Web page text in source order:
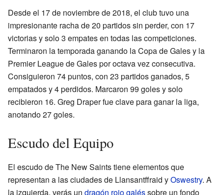
Desde el 17 de noviembre de 2018, el club tuvo una
impresionante racha de 20 partidos sin perder, con 17
victorias y solo 3 empates en todas las competiciones.
Terminaron la temporada ganando la Copa de Gales y la
Premier League de Gales por octava vez consecutiva.
Consiguieron 74 puntos, con 23 partidos ganados, 5
empatados y 4 perdidos. Marcaron 99 goles y solo
recibieron 16. Greg Draper fue clave para ganar la liga,
anotando 27 goles.
Escudo del Equipo
El escudo de The New Saints tiene elementos que
representan a las ciudades de Llansantffraid yOswestry. A
la izquierda, verás un dragón rojo galéssobre un fondo